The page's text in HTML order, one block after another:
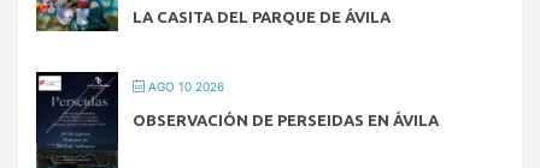
LA CASITA DEL PARQUE DE ÁVILA
AGO 10 2026
OBSERVACIÓN DE PERSEIDAS EN ÁVILA